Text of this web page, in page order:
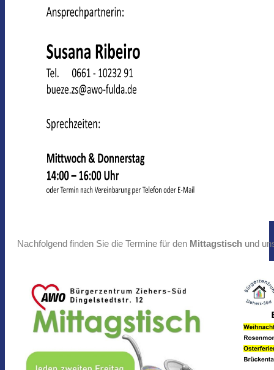
Nachfolgend finden Sie die Termine für den Mittagstisch und